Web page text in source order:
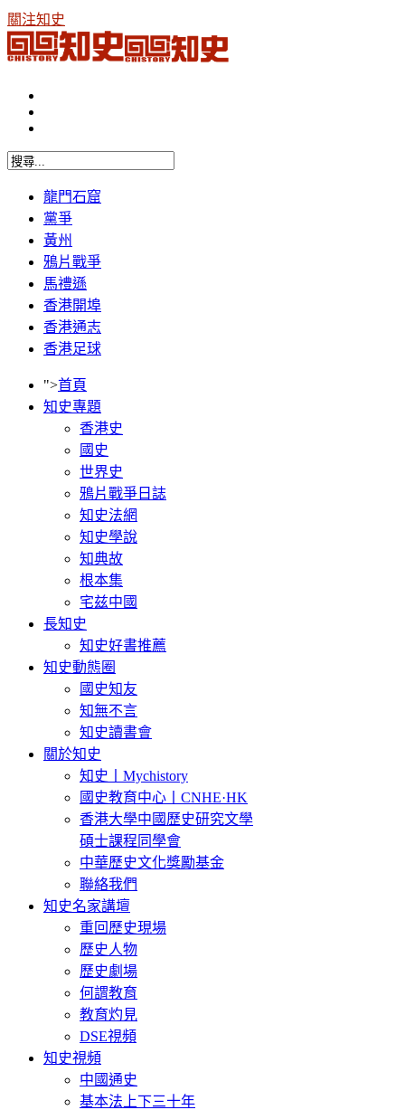
關注知史
龍門石窟
黨爭
黃州
鴉片戰爭
馬禮遜
香港開埠
香港通志
香港足球
">首頁
知史專題
香港史
國史
世界史
鴉片戰爭日誌
知史法網
知史學說
知典故
根本集
宅兹中國
長知史
知史好書推薦
知史動態圈
國史知友
知無不言
知史讀書會
關於知史
知史丨Mychistory
國史教育中心丨CNHE·HK
香港大學中國歷史研究文學
碩士課程同學會
中華歷史文化獎勵基金
聯絡我們
知史名家講壇
重回歷史現場
歷史人物
歷史劇場
何謂教育
教育灼見
DSE視頻
知史視頻
中國通史
基本法上下三十年